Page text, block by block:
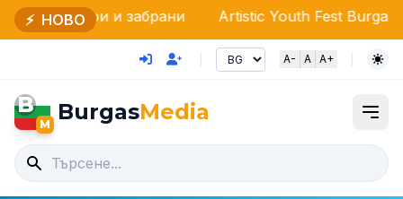
⚡ НОВО
и забрани Artistic Youth Fest Burgas: Срещни
A- A A+
B
M BurgasMedia